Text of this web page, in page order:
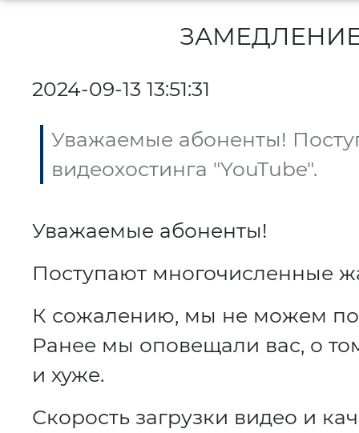
ЗАМЕДЛЕНИЕ
2024-09-13 13:51:31
Уважаемые абоненты!
видеохостинга "YouTube".
Уважаемые абоненты!
Поступают многочисленные
К сожалению, мы не можем
Ранее мы оповещали вас, о
и хуже.
Скорость загрузки видео и